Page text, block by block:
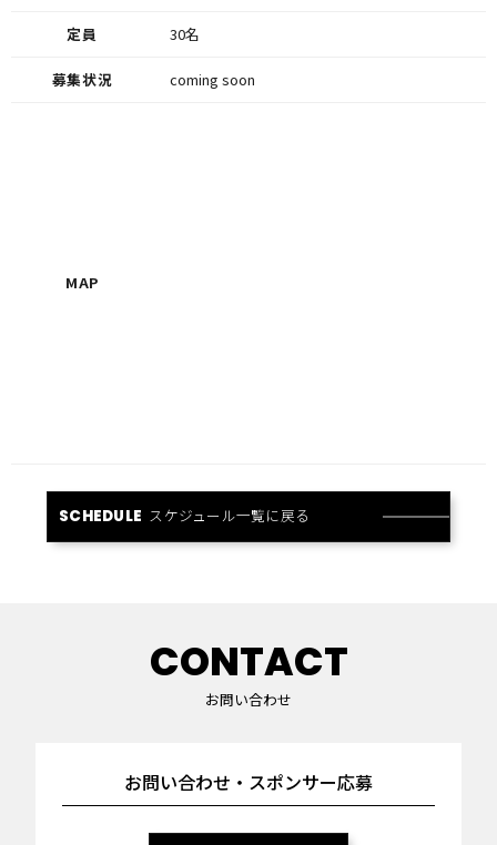
定員 30名
募集状況 coming soon
MAP
SCHEDULE スケジュール一覧に戻る
CONTACT
お問い合わせ
お問い合わせ・スポンサー応募